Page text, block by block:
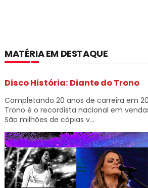
MATÉRIA EM DESTAQUE
Disco História: Diante do Trono
Completando 20 anos de carreira em
Trono é o recordista nacional em
São milhões de cópias v...